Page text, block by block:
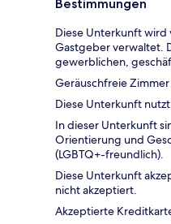
Bestimmungen
Diese Unterkunft wird
Gastgeber verwaltet.
gewerblichen,
Geräuschfreie
Diese Unterkunft
In dieser Unterkunft
Orientierung und
(LGBTQ+-freundlich).
Diese Unterkunft
nicht akzeptiert.
Akzeptierte